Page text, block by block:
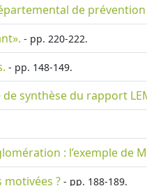
de
- pp. 220-222.
- pp. 148-149.
synthèse du rapport
: l’exemple de
motivées ? - pp. 188-189.